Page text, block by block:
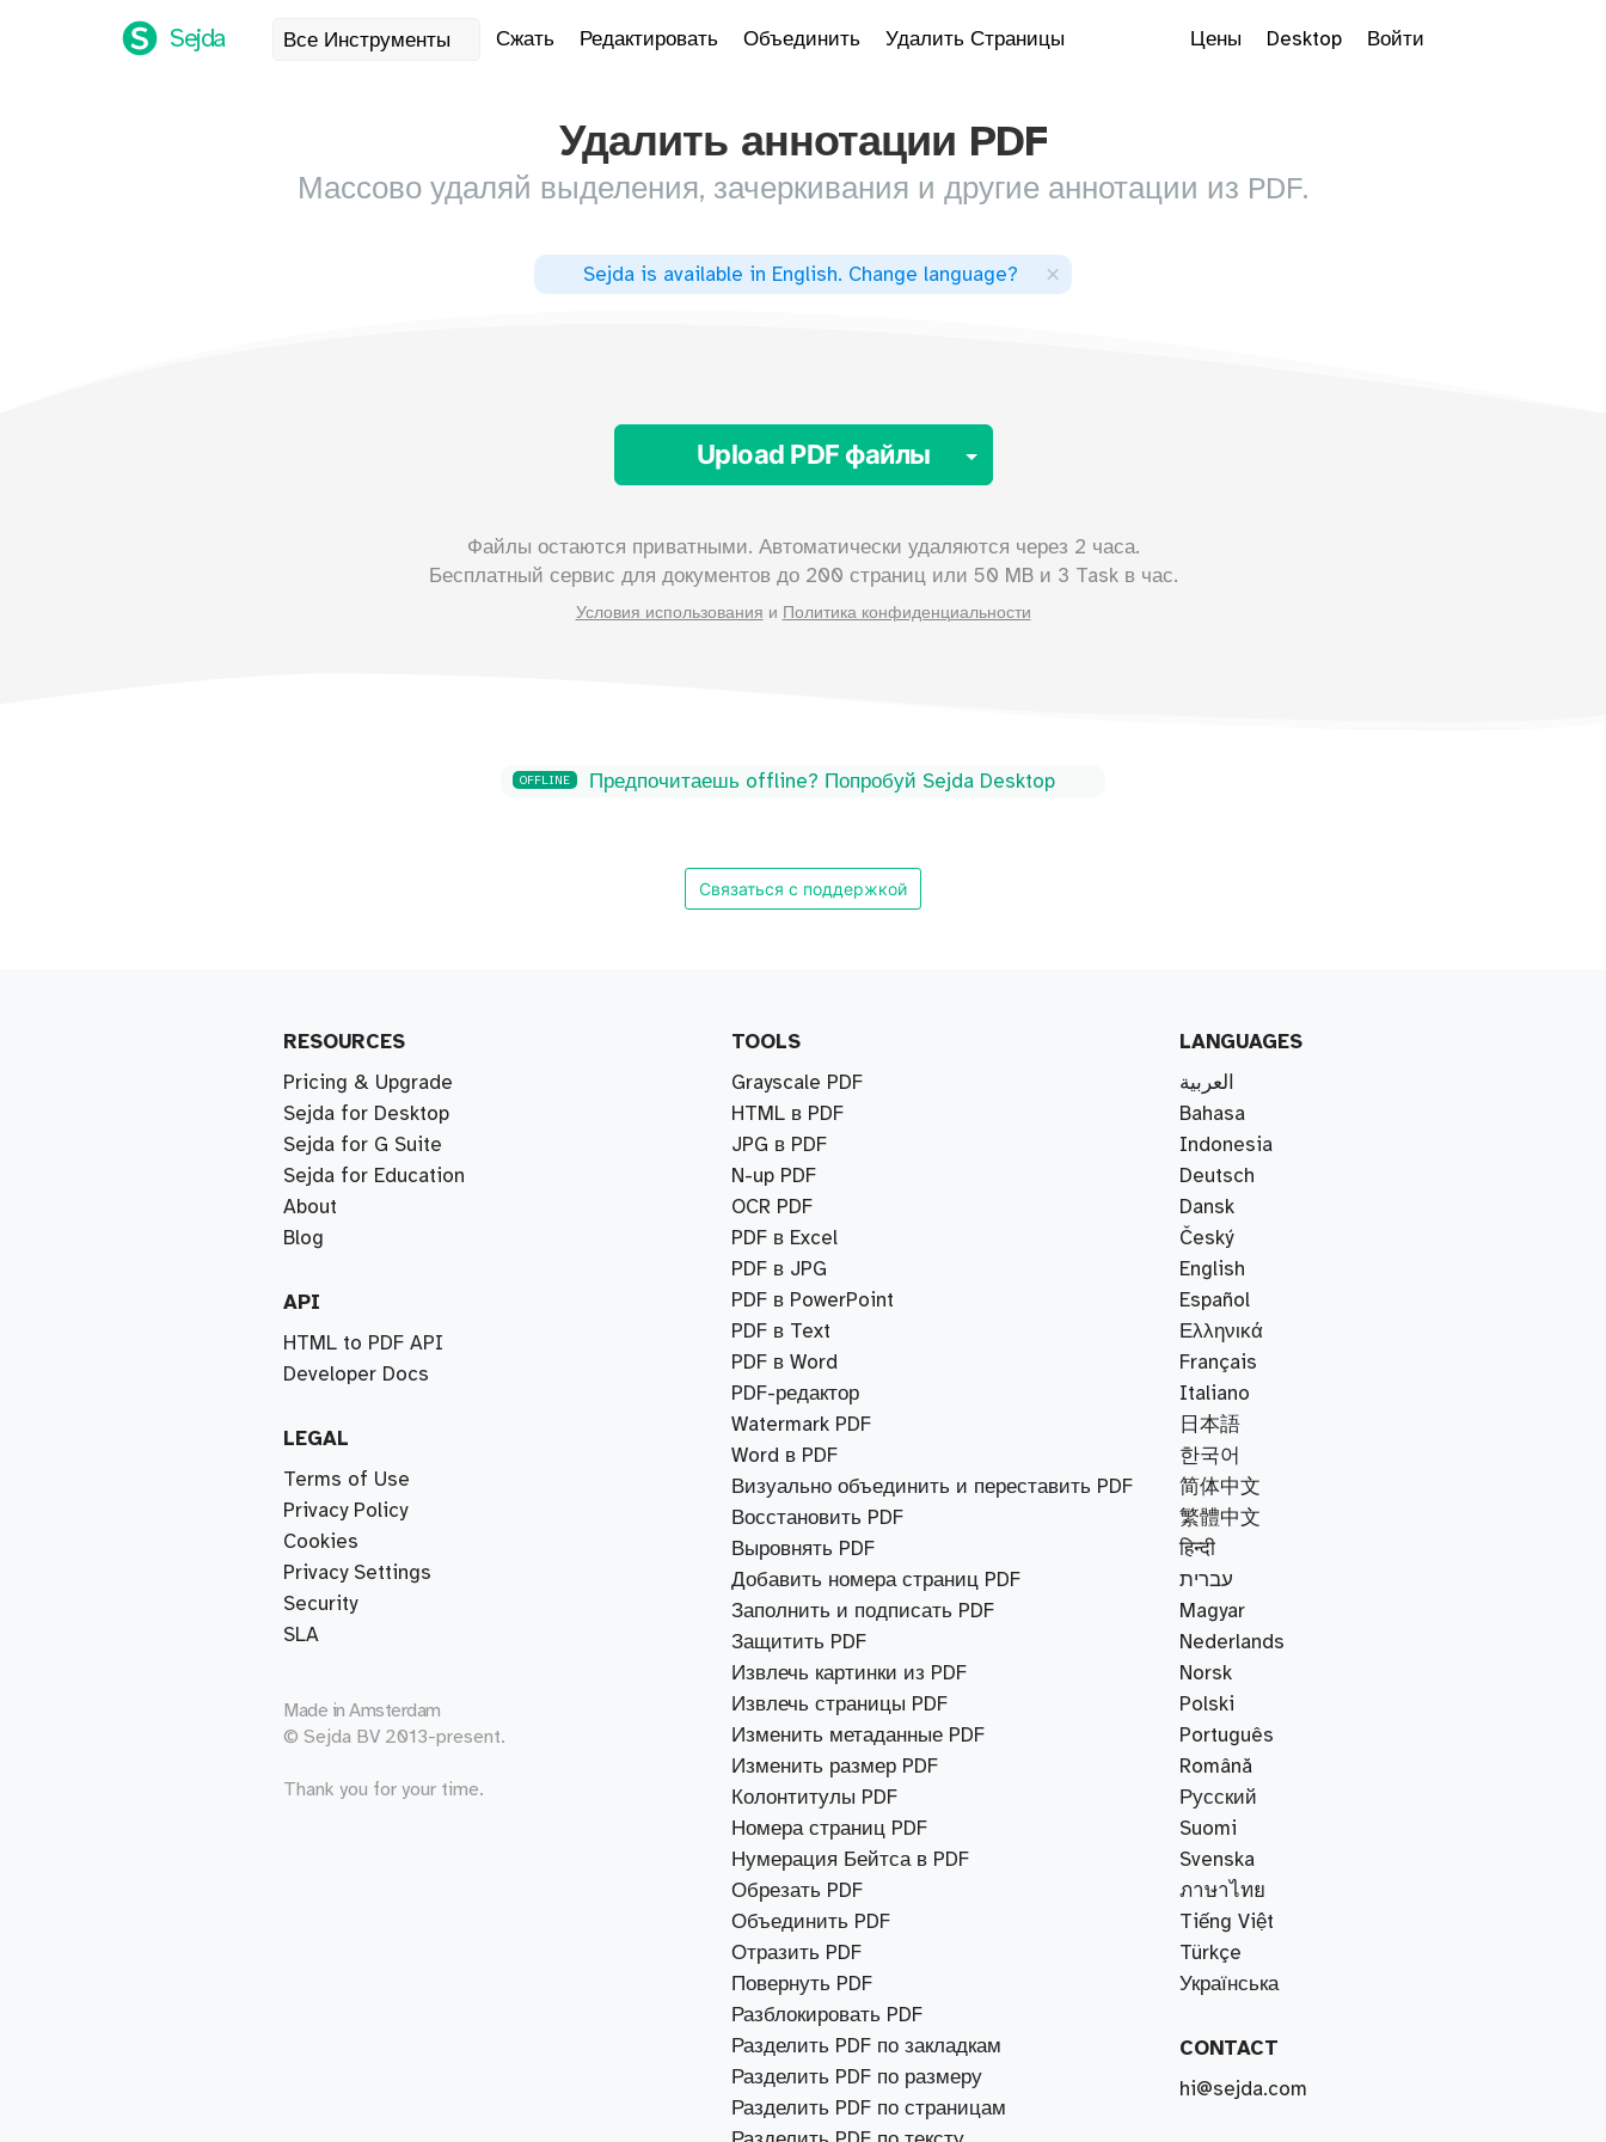
Sejda Все Инструменты Сжать Редактировать Объединить Удалить Страницы Цены Desktop Войти
Удалить аннотации PDF
Массово удаляй выделения, зачеркивания и другие аннотации из PDF.
Sejda is available in English. Change language? ×
Upload PDF файлы Toggle Dropdown
Файлы остаются приватными. Автоматически удаляются через 2 часа.
Бесплатный сервис для документов до 200 страниц или 50 MB и 3 Task в час.
Условия использования и Политика конфиденциальности
OFFLINE Предпочитаешь offline? Попробуй Sejda Desktop
Связаться с поддержкой
RESOURCES
Pricing & Upgrade
Sejda for Desktop
Sejda for G Suite
Sejda for Education
About
Blog
API
HTML to PDF API
Developer Docs
LEGAL
Terms of Use
Privacy Policy
Cookies
Privacy Settings
Security
SLA
Made in Amsterdam
© Sejda BV 2013-present.
Thank you for your time.
TOOLS
Grayscale PDF
HTML в PDF
JPG в PDF
N-up PDF
OCR PDF
PDF в Excel
PDF в JPG
PDF в PowerPoint
PDF в Text
PDF в Word
PDF-редактор
Watermark PDF
Word в PDF
Визуально объединить и переставить PDF
Восстановить PDF
Выровнять PDF
Добавить номера страниц PDF
Заполнить и подписать PDF
Защитить PDF
Извлечь картинки из PDF
Извлечь страницы PDF
Изменить метаданные PDF
Изменить размер PDF
Колонтитулы PDF
Номера страниц PDF
Нумерация Бейтса в PDF
Обрезать PDF
Объединить PDF
Отразить PDF
Повернуть PDF
Разблокировать PDF
Разделить PDF по закладкам
Разделить PDF по размеру
Разделить PDF по страницам
LANGUAGES
العربية
Bahasa
Indonesia
Deutsch
Dansk
Český
English
Español
Ελληνικά
Français
Italiano
日本語
한국어
简体中文
繁體中文
हिन्दी
עברית
Magyar
Nederlands
Norsk
Polski
Português
Română
Русский
Suomi
Svenska
ภาษาไทย
Tiếng Việt
Türkçe
Українська
CONTACT
hi@sejda.com